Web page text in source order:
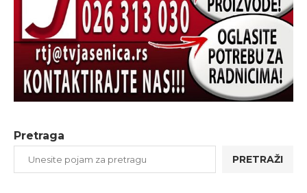
Pretraga
PRETRAŽI